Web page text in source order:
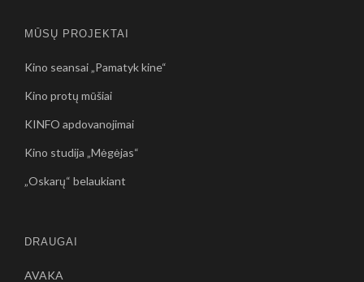
MŪSŲ PROJEKTAI
Kino seansai „Pamatyk kine“
Kino protų mūšiai
KINFO apdovanojimai
Kino studija „Mėgėjas“
„Oskarų“ belaukiant
DRAUGAI
AVAKA